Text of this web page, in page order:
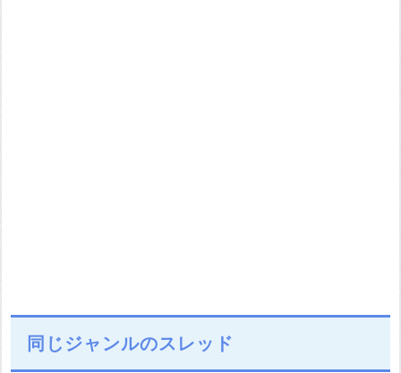
同じジャンルのスレッド